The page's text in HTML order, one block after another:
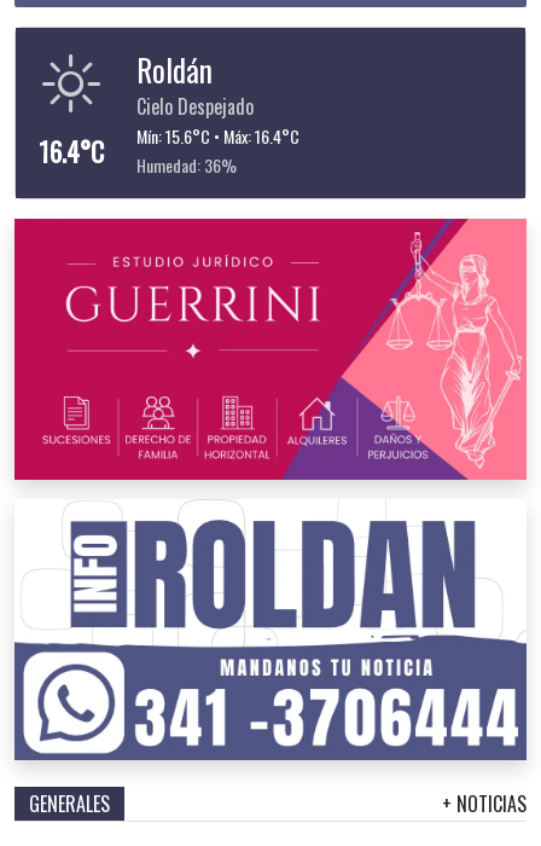
16.4°C
Roldán
Cielo Despejado
Mín: 15.6°C • Máx: 16.4°C
Humedad: 36%
GENERALES + NOTICIAS